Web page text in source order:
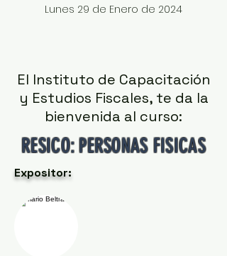
Lunes 29 de Enero de 2024
El Instituto de Capacitación
y Estudios Fiscales, te da la
bienvenida al curso:
RESICO: PERSONAS FISICAS
Expositor: